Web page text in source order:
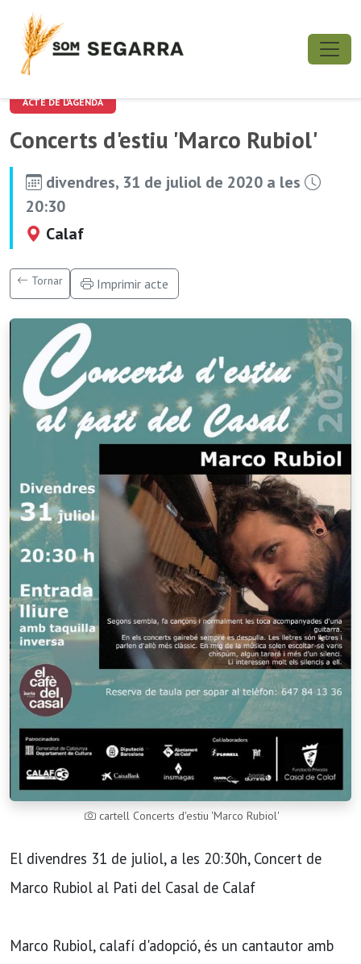
ACTE DE L'AGENDA
Concerts d'estiu 'Marco Rubiol'
divendres, 31 de juliol de 2020 a les
20:30
Calaf
Tornar Imprimir acte
cartell Concerts d'estiu 'Marco Rubiol'
El divendres 31 de juliol, a les 20:30h, Concert de
Marco Rubiol al Pati del Casal de Calaf
Marco Rubiol, calafí d'adopció, és un cantautor amb